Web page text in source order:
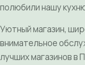
полюбили нашу
Уютный магазин,
внимательное
лучших магазинов в